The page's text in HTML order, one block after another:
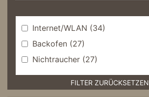
Internet/WLAN (34)
Backofen (27)
Nichtraucher (27)
FILTER ZURÜCKSETZEN